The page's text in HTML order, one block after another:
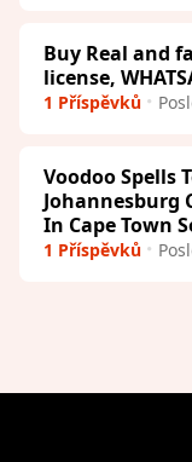
Buy Real and
license,
1 Příspěvků
Voodoo Spells
Johannesburg
In Cape Town
1 Příspěvků